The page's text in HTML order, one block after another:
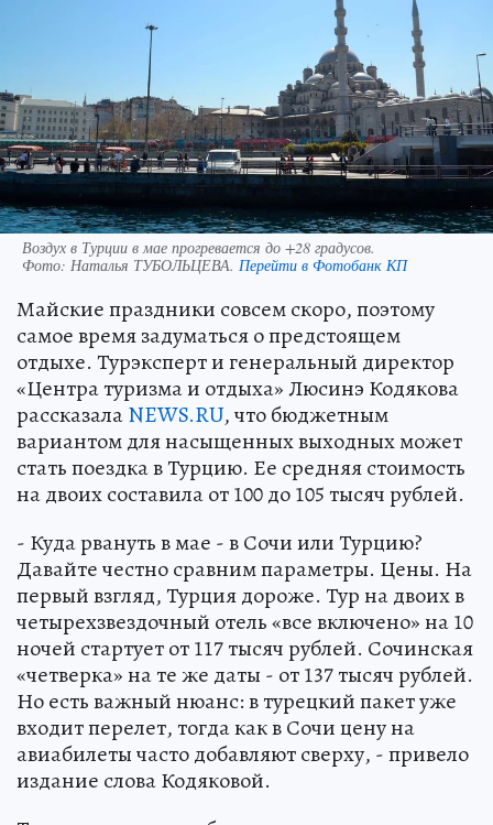
Воздух в Турции в мае прогревается до +28 градусов.
Фото: Наталья ТУБОЛЬЦЕВА. Перейти в Фотобанк КП
Майские праздники совсем скоро, поэтому
самое время задуматься о предстоящем
отдыхе. Турэксперт и генеральный директор
«Центра туризма и отдыха» Люсинэ Кодякова
рассказалаNEWS.RU, что бюджетным
вариантом для насыщенных выходных может
стать поездка в Турцию. Ее средняя стоимость
на двоих составила от 100 до 105 тысяч рублей.
- Куда рвануть в мае - в Сочи или Турцию?
Давайте честно сравним параметры. Цены. На
первый взгляд, Турция дороже. Тур на двоих в
четырехзвездочный отель «все включено» на 10
ночей стартует от 117 тысяч рублей. Сочинская
«четверка» на те же даты - от 137 тысяч рублей.
Но есть важный нюанс: в турецкий пакет уже
входит перелет, тогда как в Сочи цену на
авиабилеты часто добавляют сверху, - привело
издание слова Кодяковой.